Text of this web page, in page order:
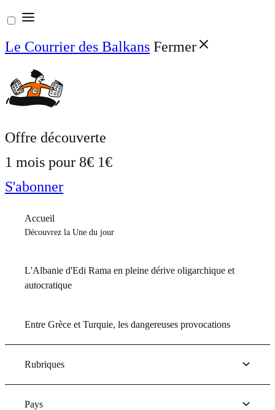
Aller
au
contenu
Le Courrier des Balkans Fermer
Offre découverte
1 mois pour 8€ 1€
S'abonner
Accueil
Découvrez la Une du jour
L'Albanie d'Edi Rama en pleine dérive oligarchique et
autocratique
Entre Grèce et Turquie, les dangereuses provocations
Rubriques
Pays